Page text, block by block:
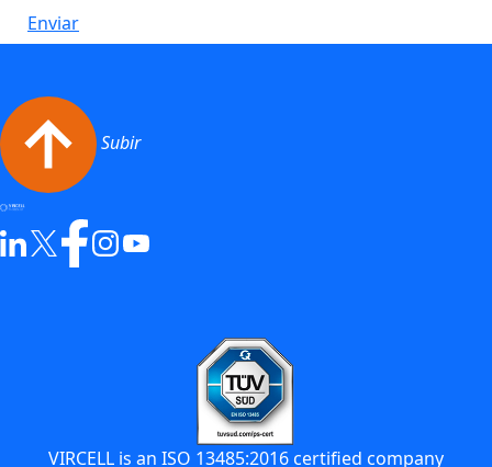
Enviar
Subir
VIRCELL is an ISO 13485:2016 certified company